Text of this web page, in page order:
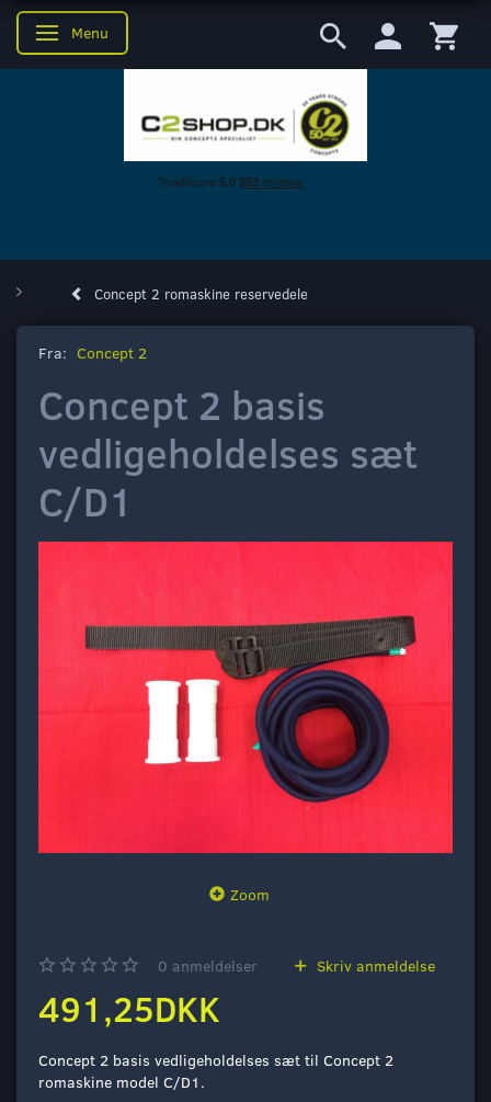
Skifte navigation
Menu
Concept 2 romaskine reservedele
Fra: Concept 2
Concept 2 basis
vedligeholdelses sæt
C/D1
Zoom
0 anmeldelser Skriv anmeldelse
491,25DKK
Concept 2 basis vedligeholdelses sæt til Concept 2
romaskine model C/D1.